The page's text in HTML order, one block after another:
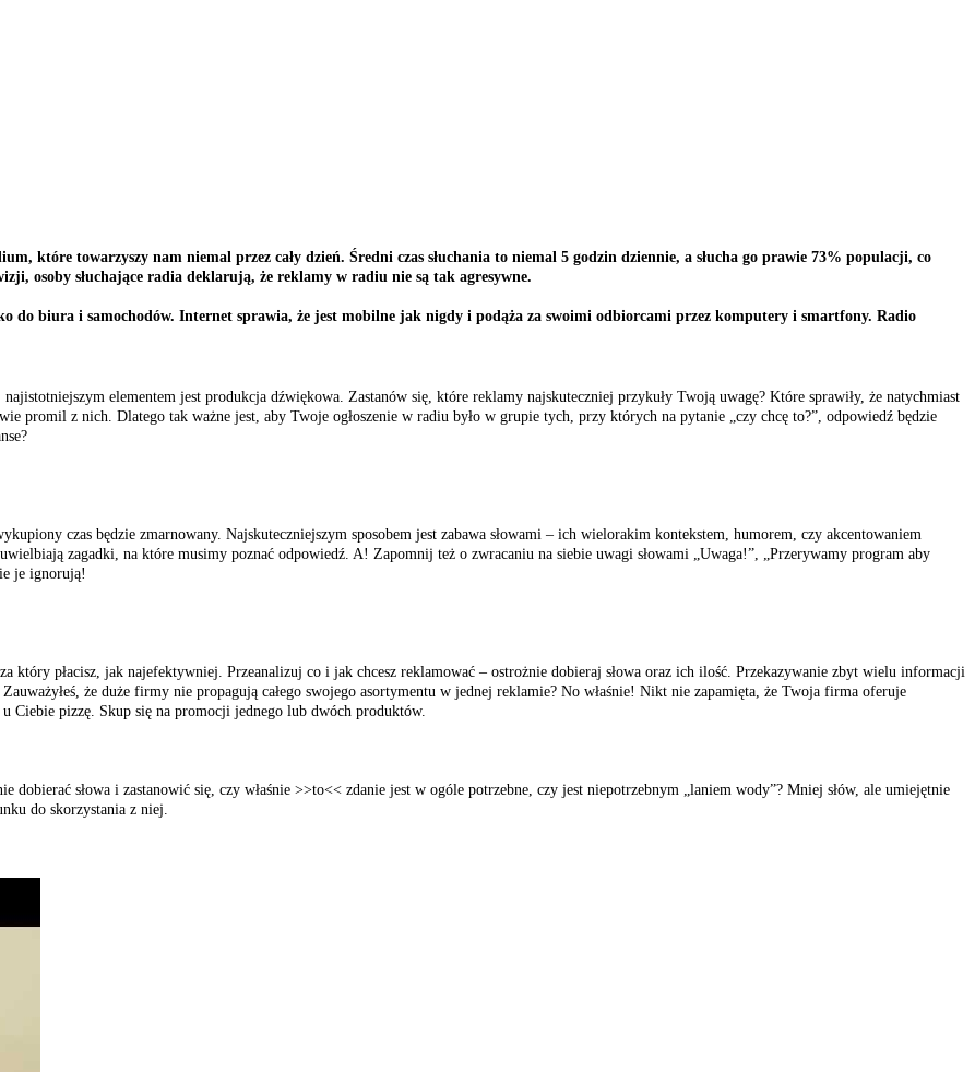
które towarzyszy nam niemal przez cały dzień. Średni czas słuchania to niemal 5 godzin dziennie, a słucha go prawie 73% populacji, co
osoby słuchające radia deklarują, że reklamy w radiu nie są tak agresywne.
do biura i samochodów. Internet sprawia, że jest mobilne jak nigdy i podąża za swoimi odbiorcami przez komputery i smartfony. Radio
elementem jest produkcja dźwiękowa. Zastanów się, które reklamy najskuteczniej przykuły Twoją uwagę? Które sprawiły, że natychmiast
promil z nich. Dlatego tak ważne jest, aby Twoje ogłoszenie w radiu było w grupie tych, przy których na pytanie „czy chcę to?”, odpowiedź będzie
czas będzie zmarnowany. Najskuteczniejszym sposobem jest zabawa słowami – ich wielorakim kontekstem, humorem, czy akcentowaniem
zagadki, na które musimy poznać odpowiedź. A! Zapomnij też o zwracaniu na siebie uwagi słowami „Uwaga!”, „Przerywamy program aby
je ignorują!
który płacisz, jak najefektywniej. Przeanalizuj co i jak chcesz reklamować – ostrożnie dobieraj słowa oraz ich ilość. Przekazywanie zbyt wielu informacji
że duże firmy nie propagują całego swojego asortymentu w jednej reklamie? No właśnie! Nikt nie zapamięta, że Twoja firma oferuje
Ciebie pizzę. Skup się na promocji jednego lub dwóch produktów.
dobierać słowa i zastanowić się, czy właśnie >>to<< zdanie jest w ogóle potrzebne, czy jest niepotrzebnym „laniem wody”? Mniej słów, ale umiejętnie
do skorzystania z niej.